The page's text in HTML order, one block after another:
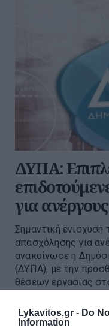
Lykavitos.gr - Do
Information
ΔΥΠΑ:
για
Σημαντική
απασχόλησης για
ανακοίνωσε η
(ΔΥΠΑ), με την
θέσεων εργασίας